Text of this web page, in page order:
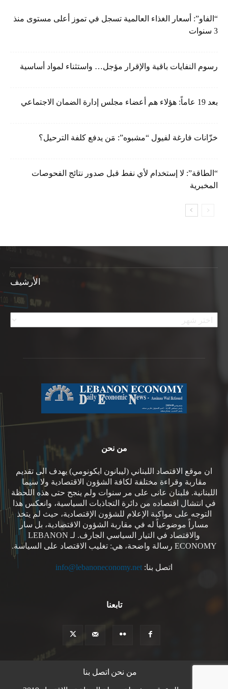
“الفاو”: أسعار الغذاء العالمية تسجل في تموز أعلى مستوى منذ
3 سنوات
رسوم النفايات باقية والإقرار مؤجل… واستثناء لمواد أساسية
بعد 19 عاماً: هؤلاء هم أعضاء مجلس إدارة الضمان الاجتماعي
خزّانات فارغة لفيول “مشبوه”: مَن يدفع كلفة الترحيل؟
“الطاقة”: لا إستخدام لأي نفط قبل صدور نتائج الفحوصات
المخبرية
الأرشيف
الأرشيف
من نحن
ان موقع الاقتصاد اللبناني (ليبانون ايكونومي) يهدف الى تقديم
مقاربة وقراءة مختلفة لكافة الشؤون الاقتصادية ولا سيما
اللبنانية. فلبنان عانى على مر سنوات ولم ينجح حتى هذه اللحظة
في انتشال اقتصاده من دائرة التجاذبات السياسية، وانعكس هذا
التوجه على مواكبة الإعلام للشؤون الإقتصادية، حيث لم يتخذ
مساراً موضوعياً له في مقاربة الشؤون الاقتصادية، بل سار
والاقتصاد في التيار السياسي الجارف. لـ LEBANON
ECONOMY رسالة واضحة، هي: تغليب الاقتصاد على السياسة.
اتصل بنا: info@lebanoneconomy.net
تابعنا
من نحن اتصل بنا